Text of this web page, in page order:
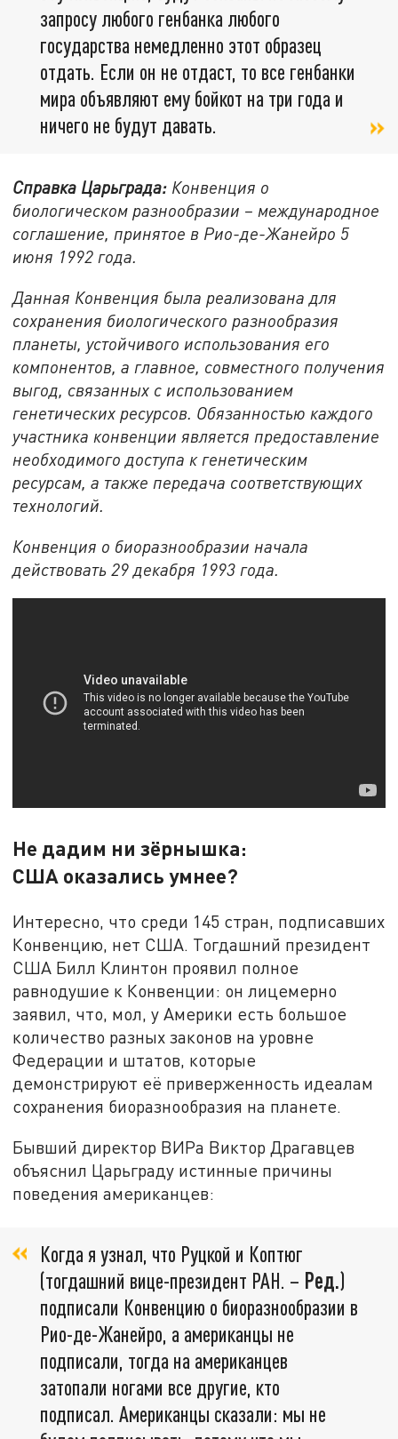
запросу любого генбанка любого
государства немедленно этот образец
отдать. Если он не отдаст, то все генбанки
мира объявляют ему бойкот на три года и
ничего не будут давать.
Справка Царьграда: Конвенция о
биологическом разнообразии – международное
соглашение, принятое в Рио-де-Жанейро 5
июня 1992 года.
Данная Конвенция была реализована для
сохранения биологического разнообразия
планеты, устойчивого использования его
компонентов, а главное, совместного получения
выгод, связанных с использованием
генетических ресурсов. Обязанностью каждого
участника конвенции является предоставление
необходимого доступа к генетическим
ресурсам, а также передача соответствующих
технологий.
Конвенция о биоразнообразии начала
действовать 29 декабря 1993 года.
Не дадим ни зёрнышка:
США оказались умнее?
Интересно, что среди 145 стран, подписавших
Конвенцию, нет США. Тогдашний президент
США Билл Клинтон проявил полное
равнодушие к Конвенции: он лицемерно
заявил, что, мол, у Америки есть большое
количество разных законов на уровне
Федерации и штатов, которые
демонстрируют её приверженность идеалам
сохранения биоразнообразия на планете.
Бывший директор ВИРа Виктор Драгавцев
объяснил Царьграду истинные причины
поведения американцев:
Когда я узнал, что Руцкой и Коптюг
(тогдашний вице-президент РАН. – Ред.)
подписали Конвенцию о биоразнообразии в
Рио-де-Жанейро, а американцы не
подписали, тогда на американцев
затопали ногами все другие, кто
подписал. Американцы сказали: мы не